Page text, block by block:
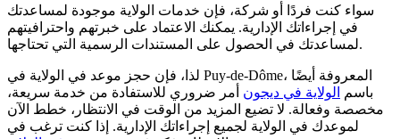
سواء كنت فردًا أو شركة، فإن خدمات الولاية موجودة لمساعدتك
في إجراءاتك الإدارية. يمكنك الاعتماد على خبرتهم واحترافيتهم
لمساعدتك في الحصول على المستندات الرسمية التي تحتاجها.
لذا، فإن حجز موعد في الولاية في Puy-de-Dôme، المعروفة أيضًا
باسم
الولاية في ديجون أمر ضروري للاستفادة من خدمة سريعة،
مخصصة وفعالة. لا تضيع المزيد من الوقت في الانتظار، خطط الآن
لموعدك في الولاية لجميع إجراءاتك الإدارية. إذا كنت ترغب في